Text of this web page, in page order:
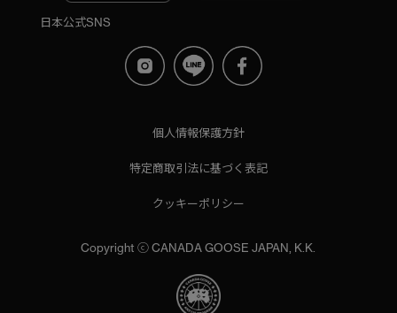
日本公式SNS
個人情報保護方針
特定商取引法に基づく表記
クッキーポリシー
Copyright ⓒ CANADA GOOSE JAPAN, K.K.